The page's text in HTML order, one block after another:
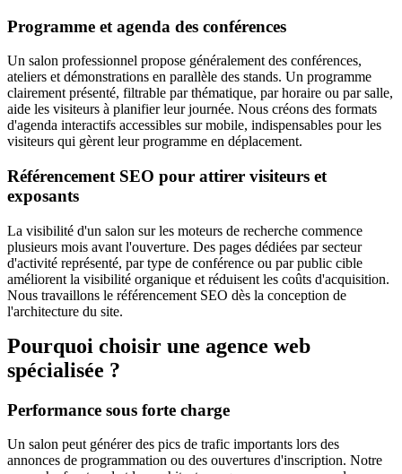
Programme et agenda des conférences
Un salon professionnel propose généralement des conférences,
ateliers et démonstrations en parallèle des stands. Un programme
clairement présenté, filtrable par thématique, par horaire ou par salle,
aide les visiteurs à planifier leur journée. Nous créons des formats
d'agenda interactifs accessibles sur mobile, indispensables pour les
visiteurs qui gèrent leur programme en déplacement.
Référencement SEO pour attirer visiteurs et
exposants
La visibilité d'un salon sur les moteurs de recherche commence
plusieurs mois avant l'ouverture. Des pages dédiées par secteur
d'activité représenté, par type de conférence ou par public cible
améliorent la visibilité organique et réduisent les coûts d'acquisition.
Nous travaillons le référencement SEO dès la conception de
l'architecture du site.
Pourquoi choisir une agence web
spécialisée ?
Performance sous forte charge
Un salon peut générer des pics de trafic importants lors des
annonces de programmation ou des ouvertures d'inscription. Notre